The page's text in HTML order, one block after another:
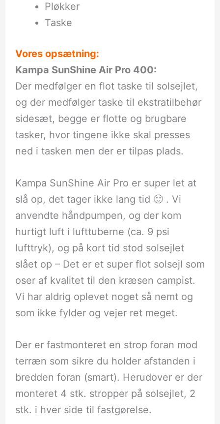
Pløkker
Taske
Vores opsætning:
Kampa SunShine Air Pro 400:
Der medfølger en flot taske til solsejlet,
og der medfølger taske til ekstratilbehør
sidesæt, begge er flotte og brugbare
tasker, hvor tingene ikke skal presses
ned i tasken men der er tilpas plads.
Kampa SunShine Air Pro er super let at
slå op, det tager ikke lang tid 🙂 . Vi
anvendte håndpumpen, og der kom
hurtigt luft i lufttuberne (ca. 9 psi
lufttryk), og på kort tid stod solsejlet
slået op – Det er et super flot solsejl som
oser af kvalitet til den kræsen campist.
Vi har aldrig oplevet noget så nemt og
som ikke fylder og vejer ret meget.
Der er fastmonteret en strop foran mod
terræn som sikre du holder afstanden i
bredden foran (smart). Herudover er der
monteret 4 stk. stropper på solsejlet, 2
stk. i hver side til fastgørelse.